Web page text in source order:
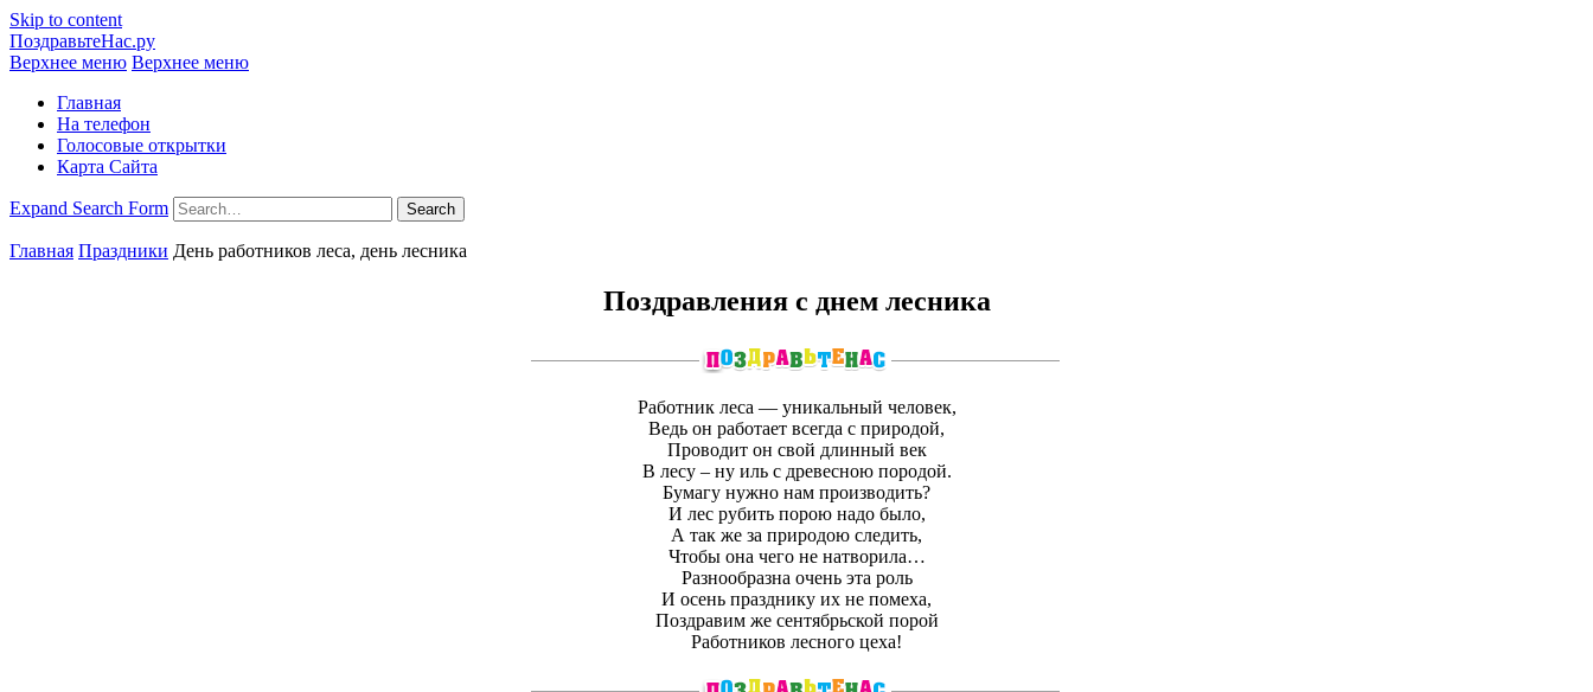
Skip to content
ПоздравьтеНас.ру
Верхнее меню Верхнее меню
Главная
На телефон
Голосовые открытки
Карта Сайта
Expand Search Form Search
Главная Праздники День работников леса, день лесника
Поздравления с днем лесника
Работник леса — уникальный человек,
Ведь он работает всегда с природой,
Проводит он свой длинный век
В лесу – ну иль с древесною породой.
Бумагу нужно нам производить?
И лес рубить порою надо было,
А так же за природою следить,
Чтобы она чего не натворила…
Разнообразна очень эта роль
И осень празднику их не помеха,
Поздравим же сентябрьской порой
Работников лесного цеха!